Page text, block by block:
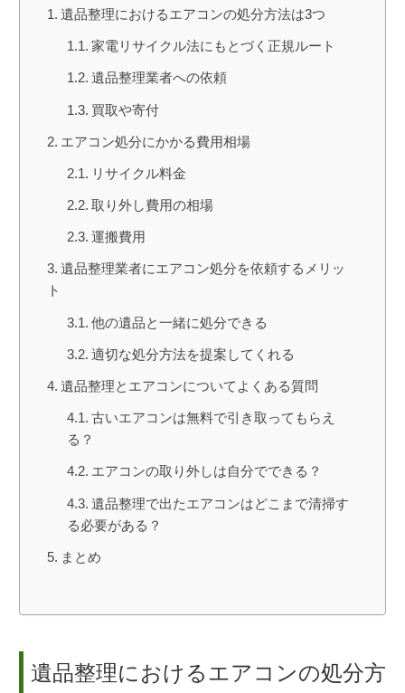
遺品整理におけるエアコンの処分方法は3つ
家電リサイクル法にもとづく正規ルート
遺品整理業者への依頼
買取や寄付
エアコン処分にかかる費用相場
リサイクル料金
取り外し費用の相場
運搬費用
遺品整理業者にエアコン処分を依頼するメリッ
ト
他の遺品と一緒に処分できる
適切な処分方法を提案してくれる
遺品整理とエアコンについてよくある質問
古いエアコンは無料で引き取ってもらえ
る？
エアコンの取り外しは自分でできる？
遺品整理で出たエアコンはどこまで清掃す
る必要がある？
まとめ
遺品整理におけるエアコンの処分方